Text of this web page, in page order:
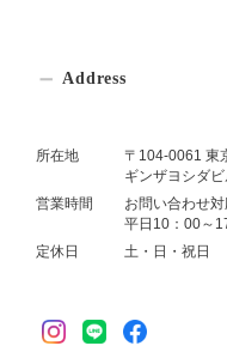
Address
所在地
〒104-0061 東
ギンザヨシダ
営業時間
お問い合わせ
平日10：00～
定休日
土・日・祝日